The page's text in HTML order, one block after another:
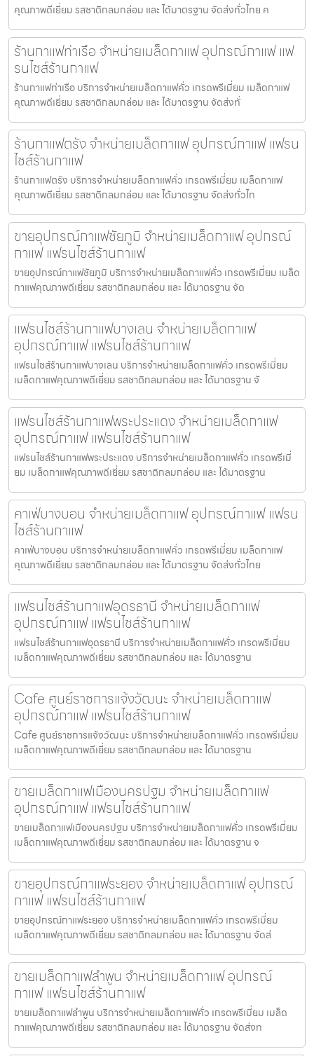
คุณภาพดีเยี่ยม รสชาติกลมกล่อม และ ได้มาตรฐาน จัดส่งทั่วไทย ค
ร้านกาแฟท่าเรือ จำหน่ายเมล็ดกาแฟ อุปกรณ์กาแฟ แฟ
รนไชส์ร้านกาแฟ
ร้านกาแฟท่าเรือ บริการจำหน่ายเมล็ดกาแฟคั่ว เกรดพรีเมี่ยม เมล็ดกาแฟ
คุณภาพดีเยี่ยม รสชาติกลมกล่อม และ ได้มาตรฐาน จัดส่งทั่
ร้านกาแฟตรัง จำหน่ายเมล็ดกาแฟ อุปกรณ์กาแฟ แฟรน
ไชส์ร้านกาแฟ
ร้านกาแฟตรัง บริการจำหน่ายเมล็ดกาแฟคั่ว เกรดพรีเมี่ยม เมล็ดกาแฟ
คุณภาพดีเยี่ยม รสชาติกลมกล่อม และ ได้มาตรฐาน จัดส่งทั่วไท
ขายอุปกรณ์กาแฟชัยภูมิ จำหน่ายเมล็ดกาแฟ อุปกรณ์
กาแฟ แฟรนไชส์ร้านกาแฟ
ขายอุปกรณ์กาแฟชัยภูมิ บริการจำหน่ายเมล็ดกาแฟคั่ว เกรดพรีเมี่ยม เมล็ด
กาแฟคุณภาพดีเยี่ยม รสชาติกลมกล่อม และ ได้มาตรฐาน จัด
แฟรนไชส์ร้านกาแฟบางเลน จำหน่ายเมล็ดกาแฟ
อุปกรณ์กาแฟ แฟรนไชส์ร้านกาแฟ
แฟรนไชส์ร้านกาแฟบางเลน บริการจำหน่ายเมล็ดกาแฟคั่ว เกรดพรีเมี่ยม
เมล็ดกาแฟคุณภาพดีเยี่ยม รสชาติกลมกล่อม และ ได้มาตรฐาน จั
แฟรนไชส์ร้านกาแฟพระประแดง จำหน่ายเมล็ดกาแฟ
อุปกรณ์กาแฟ แฟรนไชส์ร้านกาแฟ
แฟรนไชส์ร้านกาแฟพระประแดง บริการจำหน่ายเมล็ดกาแฟคั่ว เกรดพรีเมี่
ยม เมล็ดกาแฟคุณภาพดีเยี่ยม รสชาติกลมกล่อม และ ได้มาตรฐาน
คาเฟ่บางบอน จำหน่ายเมล็ดกาแฟ อุปกรณ์กาแฟ แฟรน
ไชส์ร้านกาแฟ
คาเฟ่บางบอน บริการจำหน่ายเมล็ดกาแฟคั่ว เกรดพรีเมี่ยม เมล็ดกาแฟ
คุณภาพดีเยี่ยม รสชาติกลมกล่อม และ ได้มาตรฐาน จัดส่งทั่วไทย
แฟรนไชส์ร้านกาแฟอุดรธานี จำหน่ายเมล็ดกาแฟ
อุปกรณ์กาแฟ แฟรนไชส์ร้านกาแฟ
แฟรนไชส์ร้านกาแฟอุดรธานี บริการจำหน่ายเมล็ดกาแฟคั่ว เกรดพรีเมี่ยม
เมล็ดกาแฟคุณภาพดีเยี่ยม รสชาติกลมกล่อม และ ได้มาตรฐาน
Cafe ศูนย์ราชการแจ้งวัฒนะ จำหน่ายเมล็ดกาแฟ
อุปกรณ์กาแฟ แฟรนไชส์ร้านกาแฟ
Cafe ศูนย์ราชการแจ้งวัฒนะ บริการจำหน่ายเมล็ดกาแฟคั่ว เกรดพรีเมี่ยม
เมล็ดกาแฟคุณภาพดีเยี่ยม รสชาติกลมกล่อม และ ได้มาตรฐาน
ขายเมล็ดกาแฟเมืองนครปฐม จำหน่ายเมล็ดกาแฟ
อุปกรณ์กาแฟ แฟรนไชส์ร้านกาแฟ
ขายเมล็ดกาแฟเมืองนครปฐม บริการจำหน่ายเมล็ดกาแฟคั่ว เกรดพรีเมี่ยม
เมล็ดกาแฟคุณภาพดีเยี่ยม รสชาติกลมกล่อม และ ได้มาตรฐาน จ
ขายอุปกรณ์กาแฟระยอง จำหน่ายเมล็ดกาแฟ อุปกรณ์
กาแฟ แฟรนไชส์ร้านกาแฟ
ขายอุปกรณ์กาแฟระยอง บริการจำหน่ายเมล็ดกาแฟคั่ว เกรดพรีเมี่ยม
เมล็ดกาแฟคุณภาพดีเยี่ยม รสชาติกลมกล่อม และ ได้มาตรฐาน จัดส่
ขายเมล็ดกาแฟลำพูน จำหน่ายเมล็ดกาแฟ อุปกรณ์
กาแฟ แฟรนไชส์ร้านกาแฟ
ขายเมล็ดกาแฟลำพูน บริการจำหน่ายเมล็ดกาแฟคั่ว เกรดพรีเมี่ยม เมล็ด
กาแฟคุณภาพดีเยี่ยม รสชาติกลมกล่อม และ ได้มาตรฐาน จัดส่งท